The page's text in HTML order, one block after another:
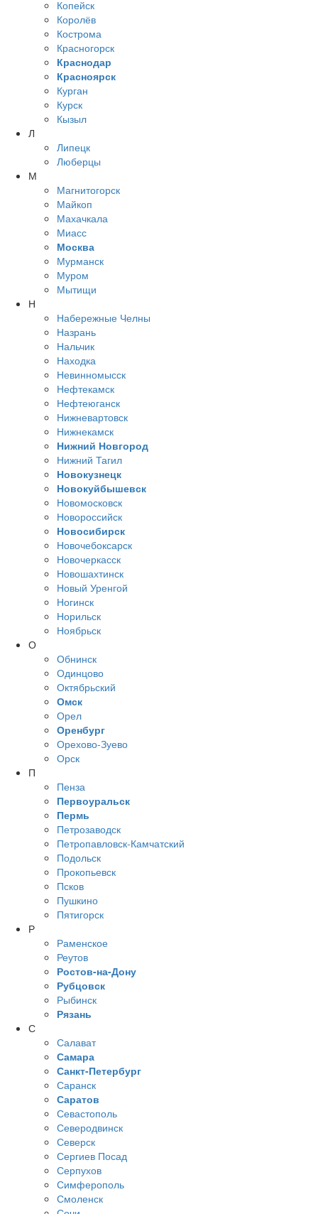
Копейск
Королёв
Кострома
Красногорск
Краснодар
Красноярск
Курган
Курск
Кызыл
Л
Липецк
Люберцы
М
Магнитогорск
Майкоп
Махачкала
Миасс
Москва
Мурманск
Муром
Мытищи
Н
Набережные Челны
Назрань
Нальчик
Находка
Невинномысск
Нефтекамск
Нефтеюганск
Нижневартовск
Нижнекамск
Нижний Новгород
Нижний Тагил
Новокузнецк
Новокуйбышевск
Новомосковск
Новороссийск
Новосибирск
Новочебоксарск
Новочеркасск
Новошахтинск
Новый Уренгой
Ногинск
Норильск
Ноябрьск
О
Обнинск
Одинцово
Октябрьский
Омск
Орел
Оренбург
Орехово-Зуево
Орск
П
Пенза
Первоуральск
Пермь
Петрозаводск
Петропавловск-Камчатский
Подольск
Прокопьевск
Псков
Пушкино
Пятигорск
Р
Раменское
Реутов
Ростов-на-Дону
Рубцовск
Рыбинск
Рязань
С
Салават
Самара
Санкт-Петербург
Саранск
Саратов
Севастополь
Северодвинск
Северск
Сергиев Посад
Серпухов
Симферополь
Смоленск